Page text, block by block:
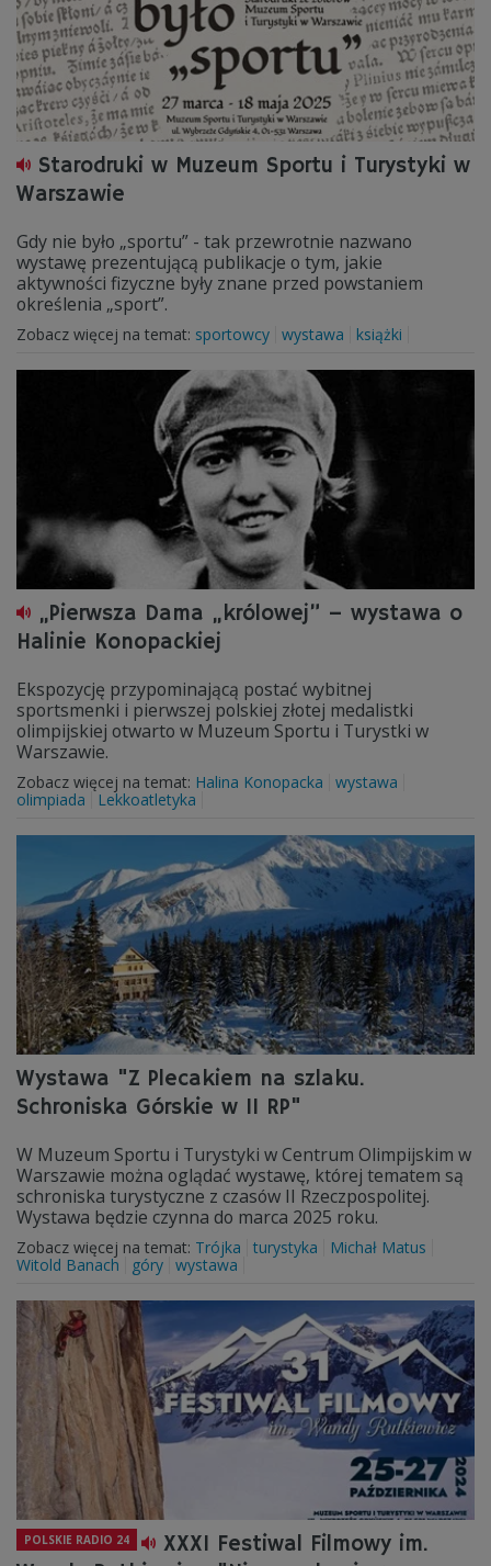
Starodruki w Muzeum Sportu i Turystyki w
Warszawie
Gdy nie było „sportu” - tak przewrotnie nazwano
wystawę prezentującą publikacje o tym, jakie
aktywności fizyczne były znane przed powstaniem
określenia „sport”.
Zobacz więcej na temat: sportowcy wystawa książki
„Pierwsza Dama „królowej” – wystawa o
Halinie Konopackiej
Ekspozycję przypominającą postać wybitnej
sportsmenki i pierwszej polskiej złotej medalistki
olimpijskiej otwarto w Muzeum Sportu i Turystki w
Warszawie.
Zobacz więcej na temat: Halina Konopacka
wystawa
olimpiada
Lekkoatletyka
Wystawa "Z Plecakiem na szlaku.
Schroniska Górskie w II RP"
W Muzeum Sportu i Turystyki w Centrum Olimpijskim w
Warszawie można oglądać wystawę, której tematem są
schroniska turystyczne z czasów II Rzeczpospolitej.
Wystawa będzie czynna do marca 2025 roku.
Zobacz więcej na temat: Trójka turystyka
Michał Matus
Witold Banach
góry wystawa
POLSKIE RADIO 24
XXXI Festiwal Filmowy im.